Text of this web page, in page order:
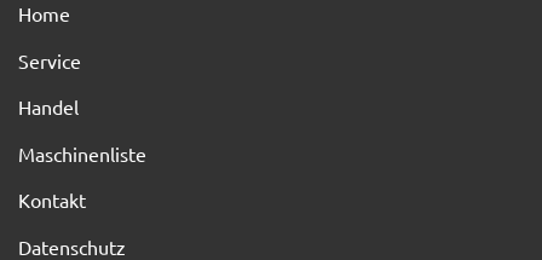
Home
Service
Handel
Maschinenliste
Kontakt
Datenschutz